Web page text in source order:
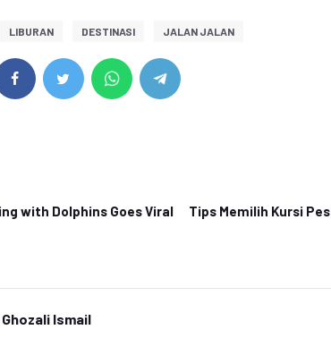
LIBURAN DESTINASI JALAN JALAN
with Dolphins Goes Viral
Tips Memilih Kursi
Ismail